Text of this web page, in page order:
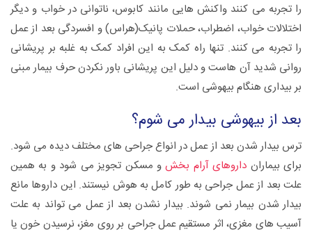
را تجربه می کنند واکنش هایی مانند کابوس، ناتوانی در خواب و دیگر
اختلالات خواب، اضطراب، حملات پانیک(هراس) و افسردگی بعد از عمل
را تجربه می کنند. تنها راه کمک به این افراد کمک به غلبه بر پریشانی
روانی شدید آن هاست و دلیل این پریشانی باور نکردن حرف بیمار مبنی
بر بیداری هنگام بیهوشی است.
بعد از بیهوشی بیدار می شوم؟
ترس بیدار شدن بعد از عمل در انواع جراحی های مختلف دیده می شود.
برای بیماران داروهای آرام بخشو مسکن تجویز می شود و به همین
علت بعد از عمل جراحی به طور کامل به هوش نیستند. این داروها مانع
بیدار شدن بیمار نمی شوند. بیدار نشدن بعد از عمل می تواند به علت
آسیب های مغزی، اثر مستقیم عمل جراحی بر روی مغز، نرسیدن خون یا